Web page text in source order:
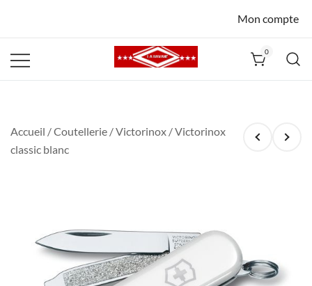
Mon compte
0
Accueil /Coutellerie /Victorinox / Victorinox
classic blanc